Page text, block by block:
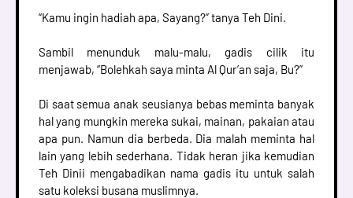
“Kamu ingin hadiah apa, Sayang?” tanya Teh Dini.
Sambil menunduk malu-malu, gadis cilik itu
menjawab, “Bolehkah saya minta Al Qur’an saja, Bu?”
Di saat semua anak seusianya bebas meminta banyak
hal yang mungkin mereka sukai, mainan, pakaian atau
apa pun. Namun dia berbeda. Dia malah meminta hal
lain yang lebih sederhana. Tidak heran jika kemudian
Teh Dinii mengabadikan nama gadis itu untuk salah
satu koleksi busana muslimnya.